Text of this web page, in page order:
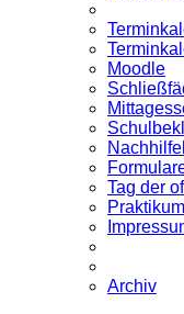
Moodle
Tag der
Archiv